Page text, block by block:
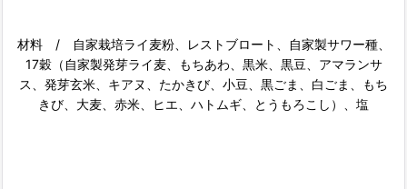
材料 / 自家栽培ライ麦粉、レストブロート、自家製サワー種、
17穀（自家製発芽ライ麦、もちあわ、黒米、黒豆、アマランサ
ス、発芽玄米、キアヌ、たかきび、小豆、黒ごま、白ごま、もち
きび、大麦、赤米、ヒエ、ハトムギ、とうもろこし）、塩